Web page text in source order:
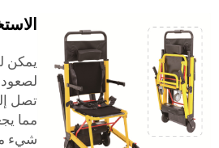
يمكن
مما
شيء